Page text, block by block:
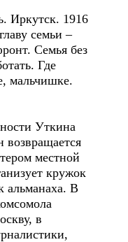
Иркутск. 1916
семьи –
Семья без
Где
мальчишке.
Уткина
возвращается
местной
кружок
альманаха. В
в